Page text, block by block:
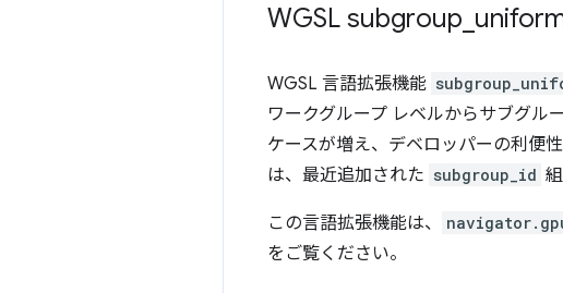
WGSL subgroup
WGSL 言語拡張機能
ワークグループ レベルからサブグル
ケースが増え、デベロッパーの利便
は、最近追加された subgroup_id
この言語拡張機能は、
をご覧ください。